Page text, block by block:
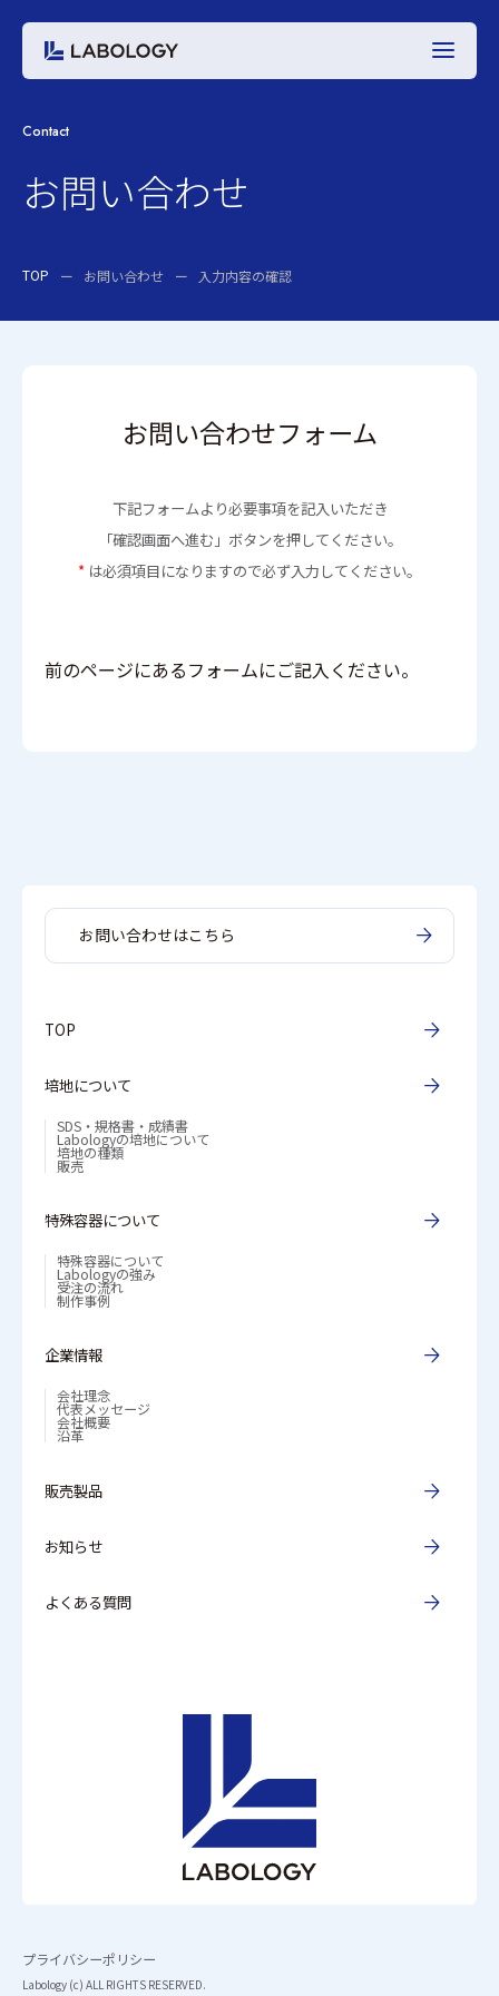
Contact
お問い合わせ
TOP お問い合わせ 入力内容の確認
お問い合わせフォーム
下記フォームより必要事項を記入いただき
「確認画面へ進む」ボタンを押してください。
* は必須項目になりますので必ず入力してください。
前のページにあるフォームにご記入ください。
プライバシーポリシー
Labology (c) ALL RIGHTS RESERVED.
お問い合わせはこちら
TOP
培地について
SDS・規格書・成績書
Labologyの培地について
培地の種類
販売
特殊容器について
特殊容器について
Labologyの強み
受注の流れ
制作事例
企業情報
会社理念
代表メッセージ
会社概要
沿革
販売製品
お知らせ
よくある質問